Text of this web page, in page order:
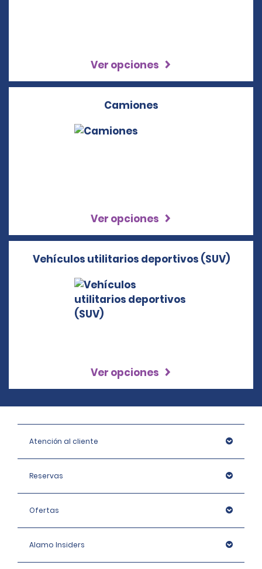
Ver opciones
Camiones
Ver opciones
Vehículos utilitarios deportivos (SUV)
Ver opciones
Atención al cliente
Reservas
Ofertas
Alamo Insiders